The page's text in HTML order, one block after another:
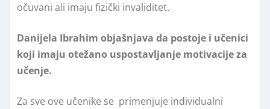
očuvani ali imaju fizički invaliditet.
Danijela Ibrahim objašnjava da postoje i učenici
koji imaju otežano uspostavlјanje motivacije za
učenje.
Za sve ove učenike se primenjuje individualni